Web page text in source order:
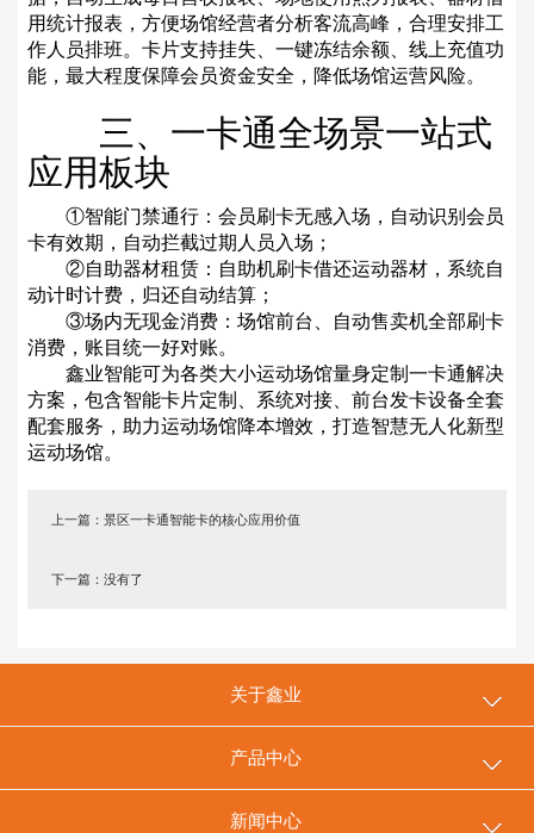
用统计报表，方便场馆经营者分析客流高峰，合理安排工
作人员排班。卡片支持挂失、一键冻结余额、线上充值功
能，最大程度保障会员资金安全，降低场馆运营风险。
三、一卡通全场景一站式
应用板块
①智能门禁通行：会员刷卡无感入场，自动识别会员
卡有效期，自动拦截过期人员入场；
②自助器材租赁：自助机刷卡借还运动器材，系统自
动计时计费，归还自动结算；
③场内无现金消费：场馆前台、自动售卖机全部刷卡
消费，账目统一好对账。
鑫业智能可为各类大小运动场馆量身定制一卡通解决
方案，包含智能卡片定制、系统对接、前台发卡设备全套
配套服务，助力运动场馆降本增效，打造智慧无人化新型
运动场馆。
上一篇：景区一卡通智能卡的核心应用价值
下一篇：没有了
关于鑫业
产品中心
新闻中心